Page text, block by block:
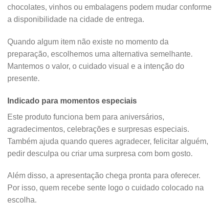
chocolates, vinhos ou embalagens podem mudar conforme
a disponibilidade na cidade de entrega.
Quando algum item não existe no momento da
preparação, escolhemos uma alternativa semelhante.
Mantemos o valor, o cuidado visual e a intenção do
presente.
Indicado para momentos especiais
Este produto funciona bem para aniversários,
agradecimentos, celebrações e surpresas especiais.
Também ajuda quando queres agradecer, felicitar alguém,
pedir desculpa ou criar uma surpresa com bom gosto.
Além disso, a apresentação chega pronta para oferecer.
Por isso, quem recebe sente logo o cuidado colocado na
escolha.